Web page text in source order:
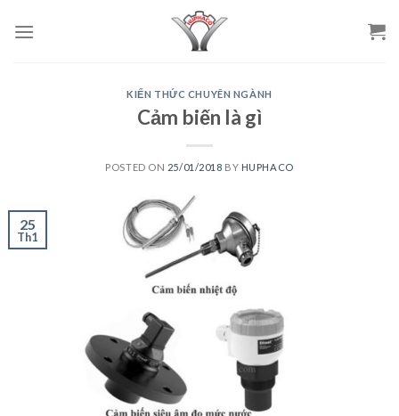
KIẾN THỨC CHUYÊN NGÀNH
Cảm biến là gì
POSTED ON 25/01/2018 BY HUPHACO
25
Th1